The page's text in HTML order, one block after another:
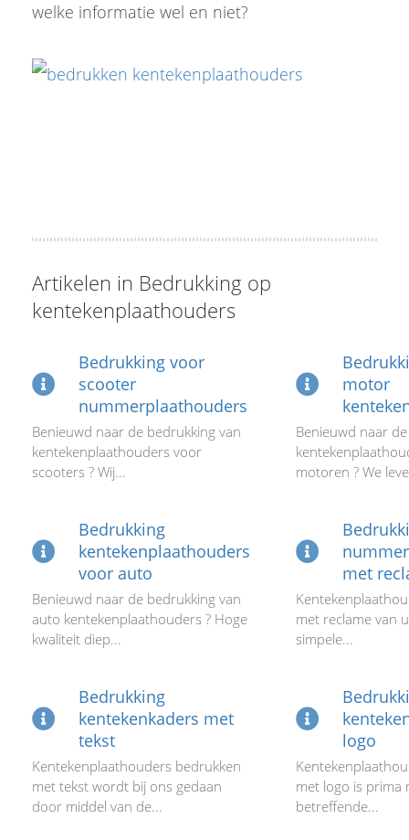
welke informatie wel en niet?
Artikelen in Bedrukking op
kentekenplaathouders
Bedrukking voor
scooter
nummerplaathouders
Benieuwd naar de bedrukking van
kentekenplaathouders voor
scooters ? Wij...
motor
Benieuwd naar
motoren ? We
Bedrukking
kentekenplaathouders
voor auto
Benieuwd naar de bedrukking van
auto kentekenplaathouders ? Hoge
kwaliteit diep...
met
met reclame van
simpele...
Bedrukking
kentekenkaders met
tekst
Kentekenplaathouders bedrukken
met tekst wordt bij ons gedaan
door middel van de...
logo
met logo is prima
betreffende...